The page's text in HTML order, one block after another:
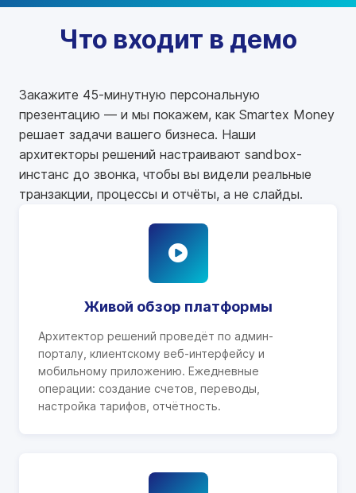
Что входит в демо
Закажите 45-минутную персональную
презентацию — и мы покажем, как Smartex Money
решает задачи вашего бизнеса. Наши
архитекторы решений настраивают sandbox-
инстанс до звонка, чтобы вы видели реальные
транзакции, процессы и отчёты, а не слайды.
Живой обзор платформы
Архитектор решений проведёт по админ-
порталу, клиентскому веб-интерфейсу и
мобильному приложению. Ежедневные
операции: создание счетов, переводы,
настройка тарифов, отчётность.